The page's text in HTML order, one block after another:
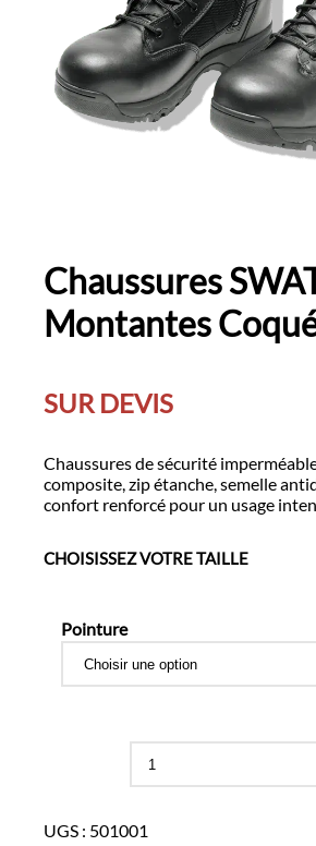
Chaussures
Montantes
SUR DEVIS
Chaussures de sécurité
composite, zip étanche, semelle
confort renforcé pour un usage
CHOISISSEZ VOTRE TAILLE
Pointure
Chaussures
Montantes
UGS : 501001